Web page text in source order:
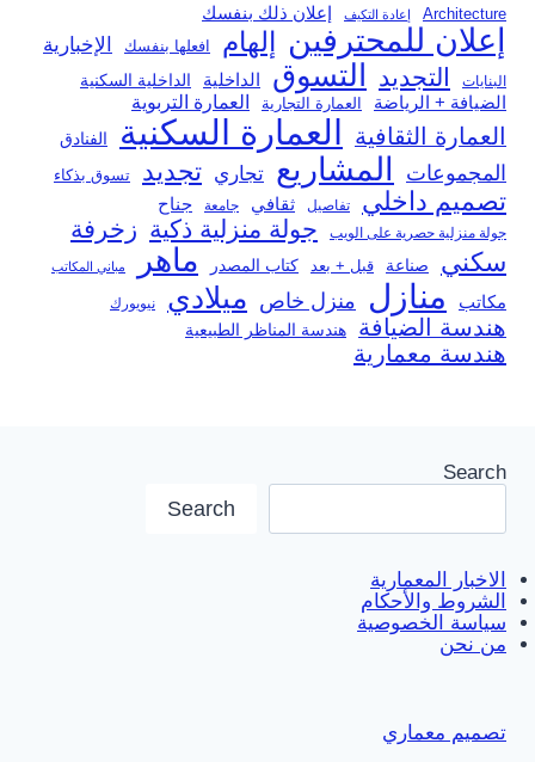
Architecture إعادة التكيف إعلان ذلك بنفسك
إعلان للمحترفين إلهام افعلها بنفسك الإخبارية
البنايات التجديد التسوق الداخلية الداخلية السكنية
الضيافة + الرياضة العمارة التجارية العمارة التربوية
العمارة الثقافية العمارة السكنية الفنادق
المجموعات المشاريع تجاري تجديد تسوق بذكاء
تصميم داخلي تفاصيل ثقافي جامعة جناح
جولة منزلية حصرية على الويب جولة منزلية ذكية زخرفة
سكني صناعة قبل + بعد كتاب المصدر ماهر مباني المكاتب
مكاتب منازل منزل خاص ميلادي نيويورك
هندسة الضيافة هندسة المناظر الطبيعية
هندسة معمارية
Search
Search
الاخبار المعمارية
الشروط والأحكام
سياسة الخصوصية
من نحن
تصميم معماري